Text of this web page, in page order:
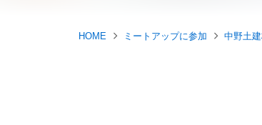
HOME ミートアップに参加 中野土